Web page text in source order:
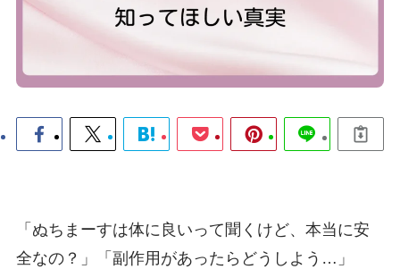
「ぬちまーすは体に良いって聞くけど、本当に安
全なの？」「副作用があったらどうしよう…」